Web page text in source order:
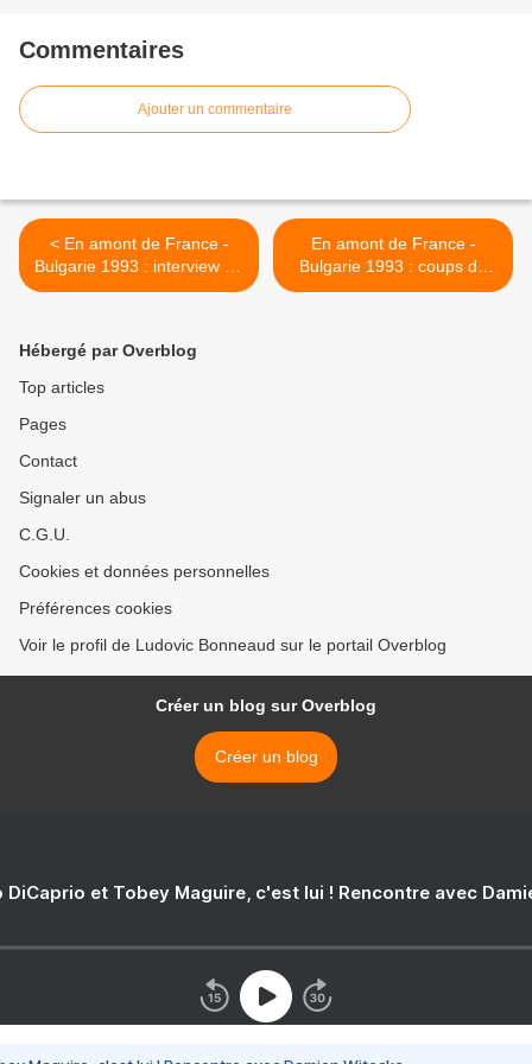
Commentaires
Ajouter un commentaire
< En amont de France -
Bulgarie 1993 : interview de
Michel Platini
En amont de France -
Bulgarie 1993 : coups de
tensions chez les Bleus >
Hébergé par Overblog
Top articles
Pages
Contact
Signaler un abus
C.G.U.
Cookies et données personnelles
Préférences cookies
Voir le profil de Ludovic Bonneaud sur le portail Overblog
Créer un blog sur Overblog
Créer un blog
DiCaprio et Tobey Maguire, c'est lui ! Rencontre avec